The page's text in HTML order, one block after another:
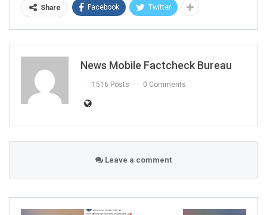
Share Facebook Twitter
News Mobile Factcheck Bureau
1516 Posts 0 Comments
Leave a comment